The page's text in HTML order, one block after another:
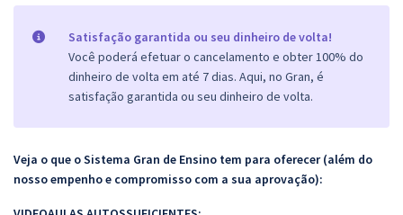
Satisfação garantida ou seu dinheiro de volta!
Você poderá efetuar o cancelamento e obter 100% do
dinheiro de volta em até 7 dias. Aqui, no Gran, é
satisfação garantida ou seu dinheiro de volta.
Veja o que o Sistema Gran de Ensino tem para oferecer (além do
nosso empenho e compromisso com a sua aprovação):